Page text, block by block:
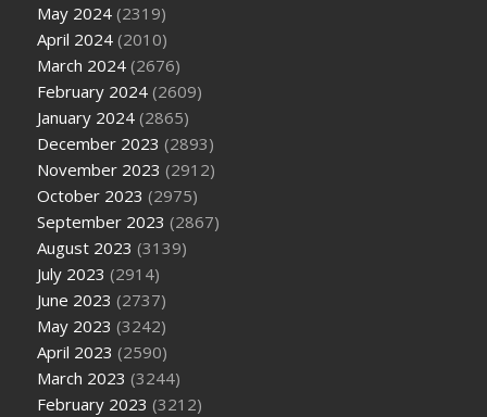
May 2024 (2319)
April 2024 (2010)
March 2024 (2676)
February 2024 (2609)
January 2024 (2865)
December 2023 (2893)
November 2023 (2912)
October 2023 (2975)
September 2023 (2867)
August 2023 (3139)
July 2023 (2914)
June 2023 (2737)
May 2023 (3242)
April 2023 (2590)
March 2023 (3244)
February 2023 (3212)